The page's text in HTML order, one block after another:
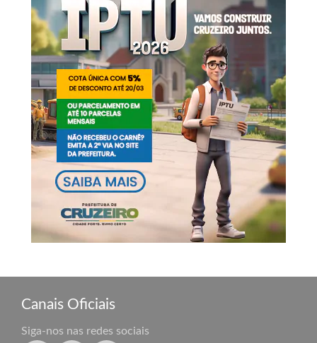
Canais Oficiais
Siga-nos nas redes sociais